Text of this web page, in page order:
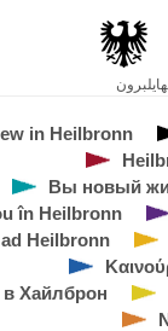
in Heilbronn
Вы новый
în Heilbronn?
Heilbronn
Хайлброн